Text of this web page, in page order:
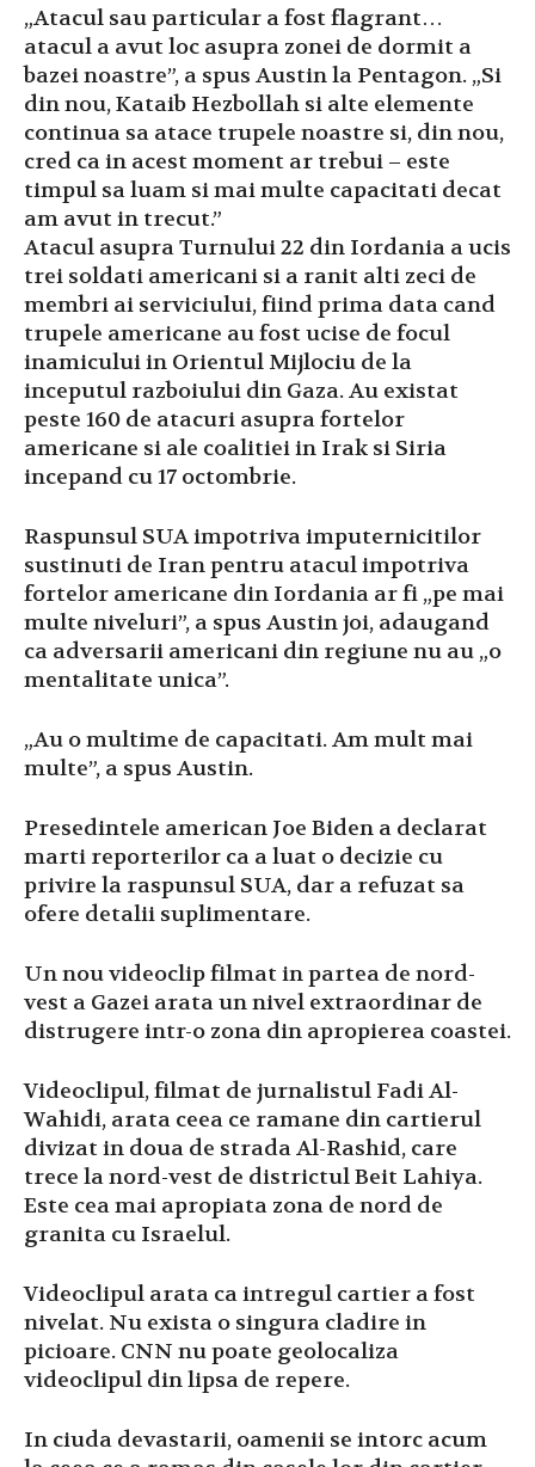
„Atacul sau particular a fost flagrant…
atacul a avut loc asupra zonei de dormit a
bazei noastre”, a spus Austin la Pentagon. „Si
din nou, Kataib Hezbollah si alte elemente
continua sa atace trupele noastre si, din nou,
cred ca in acest moment ar trebui – este
timpul sa luam si mai multe capacitati decat
am avut in trecut.”
Atacul asupra Turnului 22 din Iordania a ucis
trei soldati americani si a ranit alti zeci de
membri ai serviciului, fiind prima data cand
trupele americane au fost ucise de focul
inamicului in Orientul Mijlociu de la
inceputul razboiului din Gaza. Au existat
peste 160 de atacuri asupra fortelor
americane si ale coalitiei in Irak si Siria
incepand cu 17 octombrie.
Raspunsul SUA impotriva imputernicitilor
sustinuti de Iran pentru atacul impotriva
fortelor americane din Iordania ar fi „pe mai
multe niveluri”, a spus Austin joi, adaugand
ca adversarii americani din regiune nu au „o
mentalitate unica”.
„Au o multime de capacitati. Am mult mai
multe”, a spus Austin.
Presedintele american Joe Biden a declarat
marti reporterilor ca a luat o decizie cu
privire la raspunsul SUA, dar a refuzat sa
ofere detalii suplimentare.
Un nou videoclip filmat in partea de nord-
vest a Gazei arata un nivel extraordinar de
distrugere intr-o zona din apropierea coastei.
Videoclipul, filmat de jurnalistul Fadi Al-
Wahidi, arata ceea ce ramane din cartierul
divizat in doua de strada Al-Rashid, care
trece la nord-vest de districtul Beit Lahiya.
Este cea mai apropiata zona de nord de
granita cu Israelul.
Videoclipul arata ca intregul cartier a fost
nivelat. Nu exista o singura cladire in
picioare. CNN nu poate geolocaliza
videoclipul din lipsa de repere.
In ciuda devastarii, oamenii se intorc acum